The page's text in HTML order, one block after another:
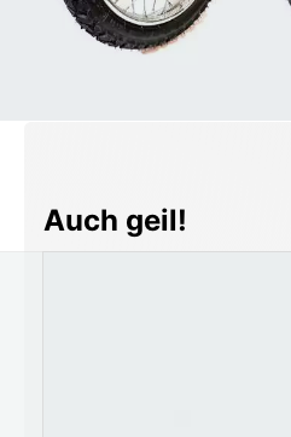
Produktgalerie überspringen
Auch geil!